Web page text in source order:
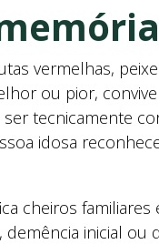
vermelhas,
ou pior,
tecnicamente
idosa
cheiros familiares
inicial ou